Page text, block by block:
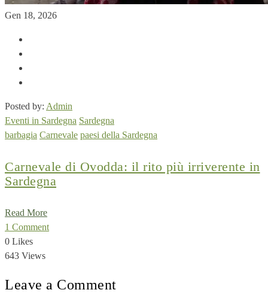
Gen 18, 2026
Posted by: Admin
Eventi in Sardegna Sardegna
barbagia Carnevale paesi della Sardegna
Carnevale di Ovodda: il rito più irriverente in
Sardegna
Read More
1 Comment
0 Likes
643 Views
Leave a Comment